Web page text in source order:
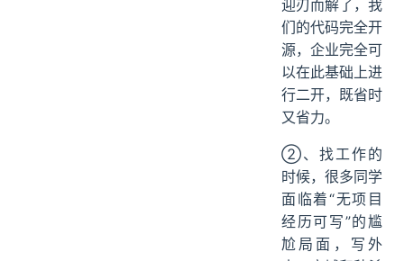
那有了 PmHub
后，这个问题就
迎刃而解了，我
们的代码完全开
源，企业完全可
以在此基础上进
行二开，既省时
又省力。
②、找工作的
时候，很多同学
面临着“无项目